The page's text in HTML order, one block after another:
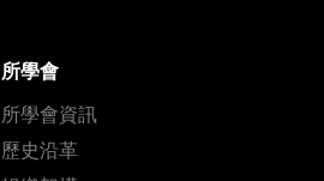
所學會
所學會資訊
歷史沿革